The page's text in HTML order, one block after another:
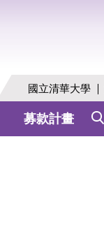
國立清華大學
募款計畫